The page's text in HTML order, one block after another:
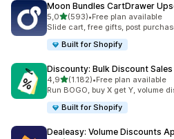
Moon Bundles CartDrawer
5,05 yıldız üzerinden
(593)
toplam 593 değerlendirme
•Free plan available
Slide cart, free gifts, post
Built for Shopify
Discounty: Bulk Discount Sales
4,95 yıldız üzerinden
(1.182)
toplam 1182 değerlendirme
•Free plan available
Run BOGO, buy X get Y, volume
Built for Shopify
Dealeasy: Volume Discounts